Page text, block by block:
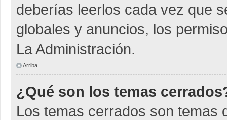
deberías leerlos cada vez que
globales y anuncios, los
La Administración.
Arriba
¿Qué son los temas
Los temas cerrados son temas